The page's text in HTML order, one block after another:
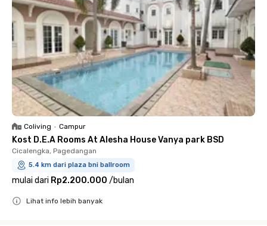
Coliving • Campur
Kost D.E.A Rooms At Alesha House Vanya park BSD
Cicalengka, Pagedangan
5.4 km dari plaza bni ballroom
mulai dari Rp2.200.000 /bulan
Lihat info lebih banyak